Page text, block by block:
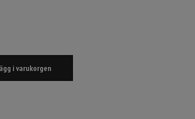
i varukorgen